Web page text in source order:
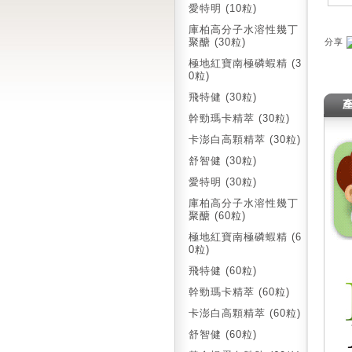
愛特明 (10粒)
庫柏高分子水溶性幾丁
聚醣 (30粒)
極地紅寶南極磷蝦精 (3
0粒)
飛特健 (30粒)
幹勁瑪卡精萃 (30粒)
卡澎白高顆精萃 (30粒)
舒智健 (30粒)
愛特明 (30粒)
庫柏高分子水溶性幾丁
聚醣 (60粒)
極地紅寶南極磷蝦精 (6
0粒)
飛特健 (60粒)
幹勁瑪卡精萃 (60粒)
卡澎白高顆精萃 (60粒)
舒智健 (60粒)
分享